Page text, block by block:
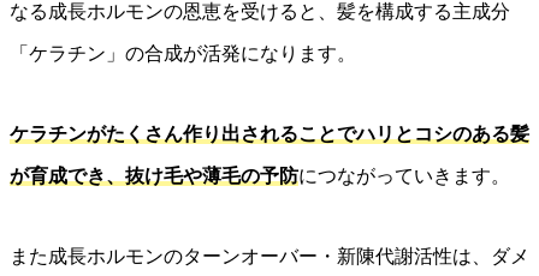
なる成長ホルモンの恩恵を受けると、髪を構成する主成分
「ケラチン」の合成が活発になります。
ケラチンがたくさん作り出されることでハリとコシのある髪
が育成でき、抜け毛や薄毛の予防につながっていきます。
また成長ホルモンのターンオーバー・新陳代謝活性は、ダメ